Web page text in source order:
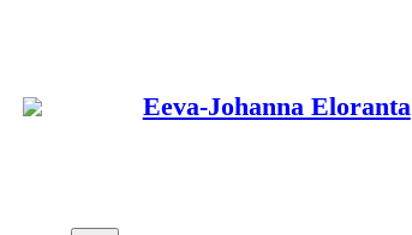
Eeva-Johanna Eloranta